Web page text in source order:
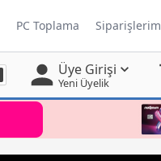
PC Toplama Siparişlerim
Üye Girişi
Yeni Üyelik